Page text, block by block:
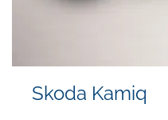
Skoda Kamiq